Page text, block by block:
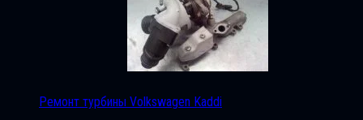
Ремонт турбины Volkswagen Kaddi